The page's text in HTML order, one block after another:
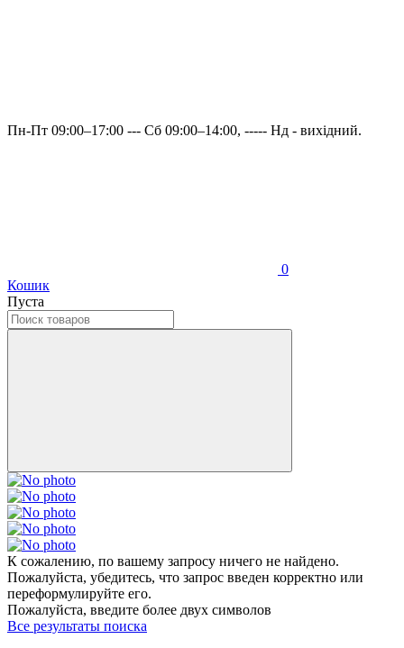
Пн-Пт 09:00–17:00 --- Сб 09:00–14:00, ----- Нд - вихідний.
0
Кошик
Пуста
К сожалению, по вашему запросу ничего не найдено.
Пожалуйста, убедитесь, что запрос введен корректно или
переформулируйте его.
Пожалуйста, введите более двух символов
Все результаты поиска